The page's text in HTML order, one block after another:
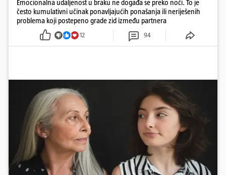
Emocionalna udaljenost u braku ne događa se preko noći. To je
često kumulativni učinak ponavljajućih ponašanja ili neriješenih
problema koji postepeno grade zid između partnera
12 94